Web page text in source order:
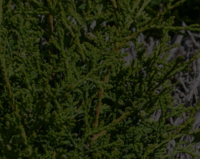
De bladeren worden bruin en er ontstaan
takken door een gewicht, zoals een overmatige